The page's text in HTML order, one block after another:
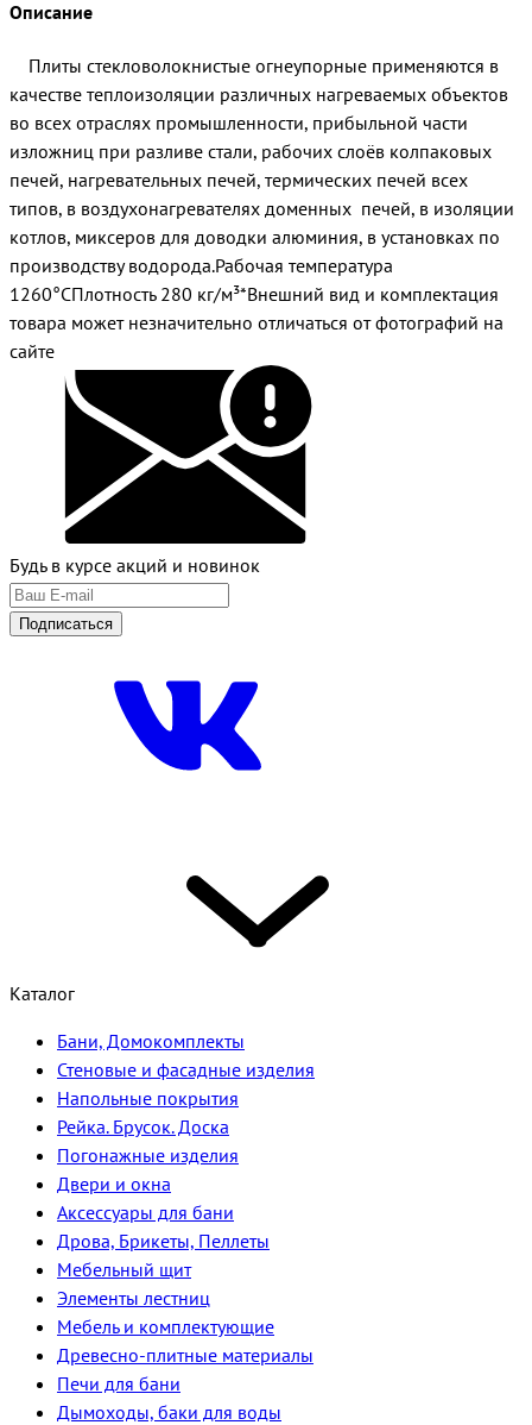
Описание
Плиты стекловолокнистые огнеупорные применяются в
качестве теплоизоляции различных нагреваемых объектов
во всех отраслях промышленности, прибыльной части
изложниц при разливе стали, рабочих слоёв колпаковых
печей, нагревательных печей, термических печей всех
типов, в воздухонагревателях доменных печей, в изоляции
котлов, миксеров для доводки алюминия, в установках по
производству водорода.Рабочая температура
1260°СПлотность 280 кг/м³*Внешний вид и комплектация
товара может незначительно отличаться от фотографий на
сайте
Будь в курсе акций и новинок
Подписаться
Каталог
Бани, Домокомплекты
Стеновые и фасадные изделия
Напольные покрытия
Рейка. Брусок. Доска
Погонажные изделия
Двери и окна
Аксессуары для бани
Дрова, Брикеты, Пеллеты
Мебельный щит
Элементы лестниц
Мебель и комплектующие
Древесно-плитные материалы
Печи для бани
Дымоходы, баки для воды